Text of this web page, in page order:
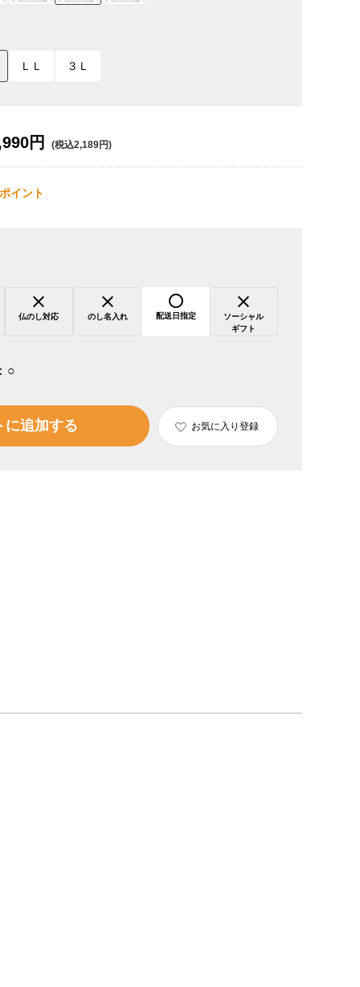
ＬＬ ３Ｌ
円 (税込2,189円)
ポイント
仏のし対応 のし名入れ 配送日指定
ソーシャル
ギフト
○
に追加する お気に入り登録